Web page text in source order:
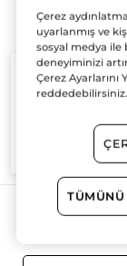
%100
Daha
Çerez
uyarlanmış ve
sosyal medya ile
deneyiminizi
Çerez Ayarlarını
reddedebilirsiniz.
TÜMÜNÜ